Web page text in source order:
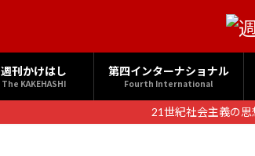
週刊かけはし
The KAKEHASHI
第四インターナショナル
Fourth International
21世紀社会主義の